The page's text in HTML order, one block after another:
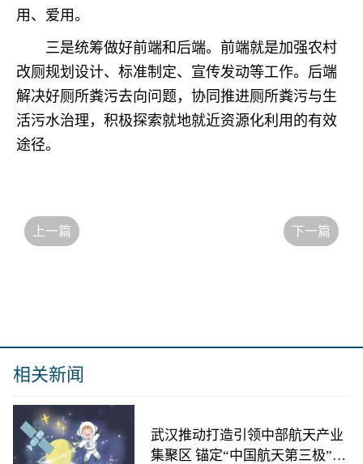
用、爱用。
三是统筹做好前端和后端。前端就是加强农村
改厕规划设计、标准制定、宣传发动等工作。后端
解决好厕所粪污去向问题，协同推进厕所粪污与生
活污水治理，积极探索就地就近资源化利用的有效
途径。
上一篇 下一篇
相关新闻
武汉推动打造引领中部航天产业
集聚区 锚定“中国航天第三极”目